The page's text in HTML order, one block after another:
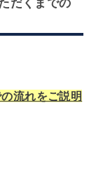
だくまでの
流れをご説明